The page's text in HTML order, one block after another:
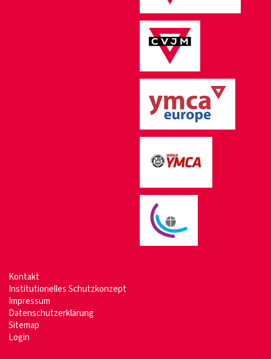
Kontakt
Institutionelles Schutzkonzept
Impressum
Datenschutzerklärung
Sitemap
Login